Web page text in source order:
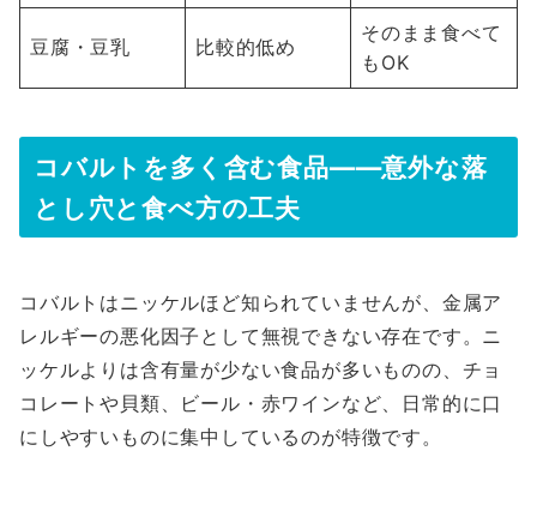
豆腐・豆乳 比較的低め
そのまま食べて
もOK
コバルトを多く含む食品――意外な落
とし穴と食べ方の工夫
コバルトはニッケルほど知られていませんが、金属ア
レルギーの悪化因子として無視できない存在です。ニ
ッケルよりは含有量が少ない食品が多いものの、チョ
コレートや貝類、ビール・赤ワインなど、日常的に口
にしやすいものに集中しているのが特徴です。